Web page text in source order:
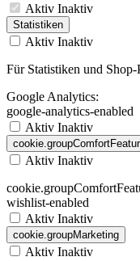
Aktiv Inaktiv
Statistiken
Aktiv Inaktiv
Für Statistiken und
Google Analytics:
google-analytics-enabled
Aktiv Inaktiv
Aktiv Inaktiv
wishlist-enabled
Aktiv Inaktiv
cookie.groupMarketing
Aktiv Inaktiv